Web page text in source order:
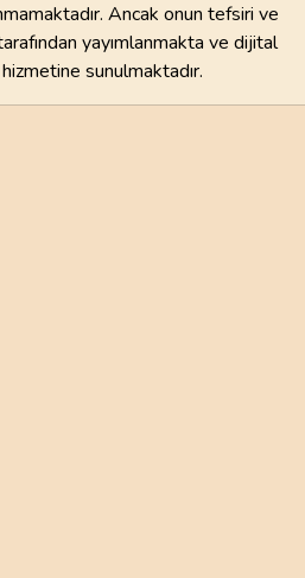
Ancak onun tefsiri ve
yayımlanmakta ve dijital
sunulmaktadır.